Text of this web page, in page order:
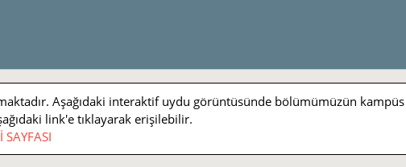
Aşağıdaki interaktif uydu görüntüsünde bölümümüzün
link'e tıklayarak erişilebilir.